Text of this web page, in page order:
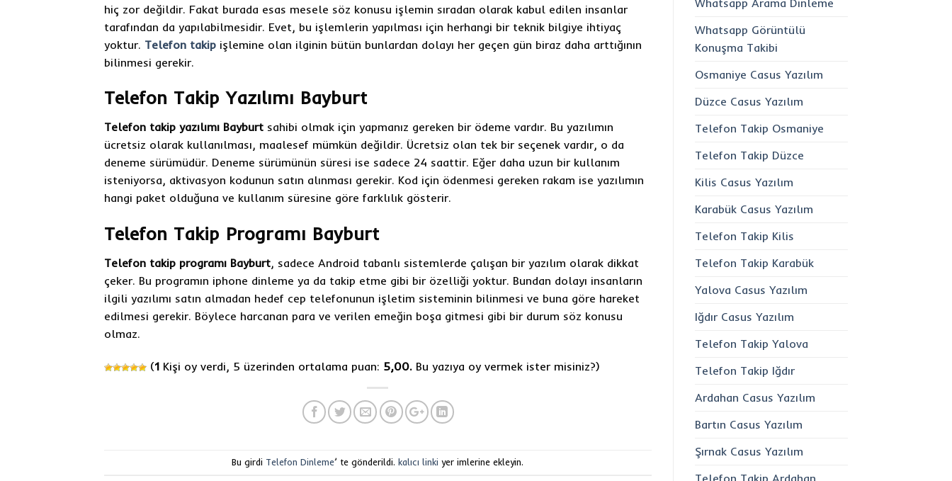
hiç zor değildir. Fakat burada esas mesele söz konusu işlemin sıradan olarak kabul edilen insanlar
tarafından da yapılabilmesidir. Evet, bu işlemlerin yapılması için herhangi bir teknik bilgiye ihtiyaç
yoktur. Telefon takip işlemine olan ilginin bütün bunlardan dolayı her geçen gün biraz daha arttığının
bilinmesi gerekir.
Telefon Takip Yazılımı Bayburt
Telefon takip yazılımı Bayburt sahibi olmak için yapmanız gereken bir ödeme vardır. Bu yazılımın
ücretsiz olarak kullanılması, maalesef mümkün değildir. Ücretsiz olan tek bir seçenek vardır, o da
deneme sürümüdür. Deneme sürümünün süresi ise sadece 24 saattir. Eğer daha uzun bir kullanım
isteniyorsa, aktivasyon kodunun satın alınması gerekir. Kod için ödenmesi gereken rakam ise yazılımın
hangi paket olduğuna ve kullanım süresine göre farklılık gösterir.
Telefon Takip Programı Bayburt
Telefon takip programı Bayburt, sadece Android tabanlı sistemlerde çalışan bir yazılım olarak dikkat
çeker. Bu programın iphone dinleme ya da takip etme gibi bir özelliği yoktur. Bundan dolayı insanların
ilgili yazılımı satın almadan hedef cep telefonunun işletim sisteminin bilinmesi ve buna göre hareket
edilmesi gerekir. Böylece harcanan para ve verilen emeğin boşa gitmesi gibi bir durum söz konusu
olmaz.
(1 Kişi oy verdi, 5 üzerinden ortalama puan: 5,00. Bu yazıya oy vermek ister misiniz?)
Bu girdi Telefon Dinleme’ te gönderildi.kalıcı linki yer imlerine ekleyin.
Whatsapp Arama Dinleme
Whatsapp Görüntülü
Konuşma Takibi
Osmaniye Casus Yazılım
Düzce Casus Yazılım
Telefon Takip Osmaniye
Telefon Takip Düzce
Kilis Casus Yazılım
Karabük Casus Yazılım
Telefon Takip Kilis
Telefon Takip Karabük
Yalova Casus Yazılım
Iğdır Casus Yazılım
Telefon Takip Yalova
Telefon Takip Iğdır
Ardahan Casus Yazılım
Bartın Casus Yazılım
Şırnak Casus Yazılım